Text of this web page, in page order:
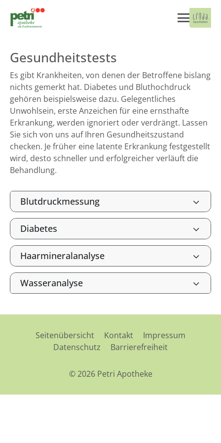
Gesundheitstests
Es gibt Krankheiten, von denen der Betroffene bislang
nichts gemerkt hat. Diabetes und Bluthochdruck
gehören beispielsweise dazu. Gelegentliches
Unwohlsein, erste Anzeichen für eine ernsthafte
Erkrankung, werden ignoriert oder verdrängt. Lassen
Sie sich von uns auf Ihren Gesundheitszustand
checken. Je früher eine latente Erkrankung festgestellt
wird, desto schneller und erfolgreicher verläuft die
Behandlung.
Blutdruckmessung
Diabetes
Haarmineralanalyse
Wasseranalyse
Seitenübersicht Kontakt
Impressum
Datenschutz
Barrierefreiheit
© 2026 Petri Apotheke